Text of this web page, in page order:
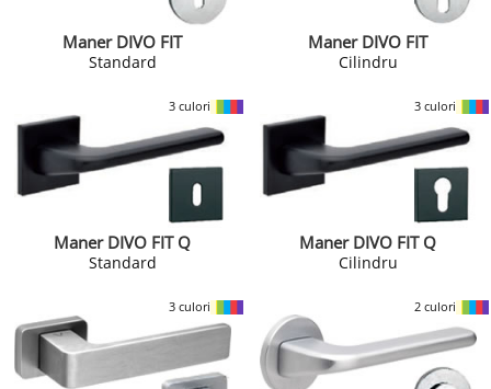
Maner DIVO FIT
Standard
Maner DIVO FIT
Cilindru
3 culori
Maner DIVO FIT Q
Standard
3 culori
Maner DIVO FIT Q
Cilindru
3 culori 2 culori